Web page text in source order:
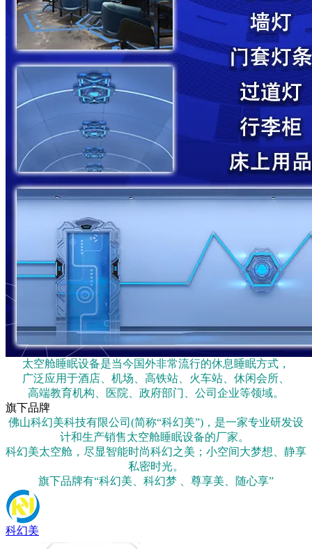
太空舱睡眠设备是当今国外非常流行的休息睡眠方式，
广泛应用于酒店、机场、高铁站、火车站、休闲会所、
高端教育机构、医院、政府部门、公司企业等领域。
旗下品牌
佛山科幻美科技有限公司(简称“科幻美”)，是一家专业研发设
计和生产销售太空舱睡眠设备的厂家。
科幻美太空舱，尽显智能时尚科幻之美；小空间大梦想、静享
私密时光。
旗下品牌有“科幻美、科幻梦 、尊享美、随心享”
科幻美